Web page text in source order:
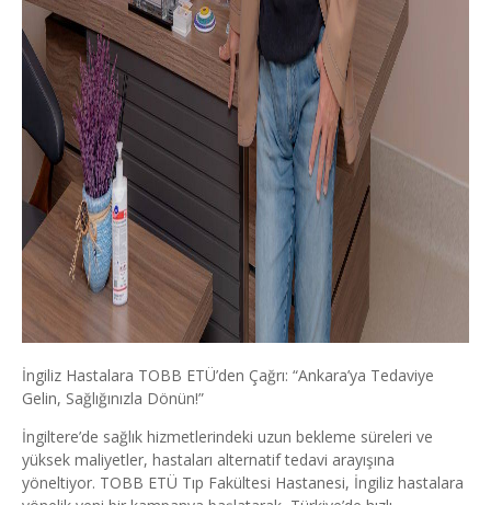
İngiliz Hastalara TOBB ETÜ’den Çağrı: “Ankara’ya Tedaviye
Gelin, Sağlığınızla Dönün!”
İngiltere’de sağlık hizmetlerindeki uzun bekleme süreleri ve
yüksek maliyetler, hastaları alternatif tedavi arayışına
yöneltiyor. TOBB ETÜ Tıp Fakültesi Hastanesi, İngiliz hastalara